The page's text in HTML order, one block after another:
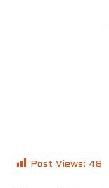
Post Views: 48